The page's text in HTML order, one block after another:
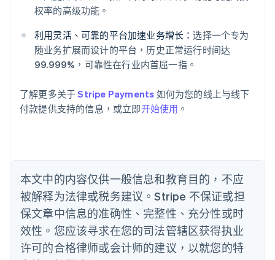
权率的高级功能。
利用灵活、可靠的平台加速业务增长：选择一个专为
随业务扩展而设计的平台，历史正常运行时间达
99.999%，可靠性在行业内首屈一指。
了解更多关于Stripe Payments 如何为您的线上与线下
付款提供支持的信息，或立即开始使用 。
本文中的内容仅供一般信息和教育目的，不应
被解释为法律或税务建议。Stripe 不保证或担
保文章中信息的准确性、完整性、充分性或时
效性。您应该寻求在您的司法管辖区获得执业
许可的合格律师或会计师的建议，以就您的特
爱尔兰
爱沙尼亚
English
奥地利
Deutsch English
English
巴西
比利时
波兰
English
丹麦
English
德国
DeutschEnglish
法国